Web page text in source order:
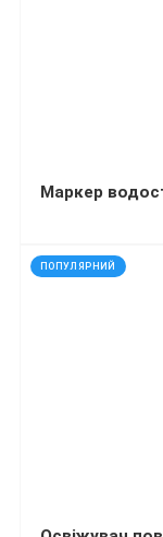
ПОПУЛЯРНИЙ
код: 290283